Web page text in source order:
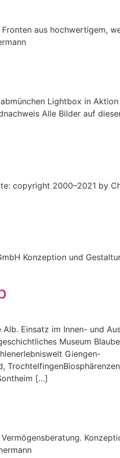
aus hochwertigem,
Lightbox in Aktion
Alle Bilder auf
copyright 2000–2021 by
Konzeption und
Einsatz im Innen- und
Museum
Giengen-
[…]